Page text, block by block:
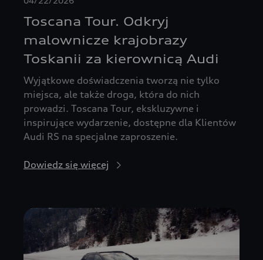
Toscana Tour. Odkryj
malownicze krajobrazy
Toskanii za kierownicą Audi
Wyjątkowe doświadczenia tworzą nie tylko
miejsca, ale także droga, która do nich
prowadzi. Toscana Tour, ekskluzywne i
inspirujące wydarzenie, dostępne dla Klientów
Audi RS na specjalne zaproszenie.
Dowiedz się więcej